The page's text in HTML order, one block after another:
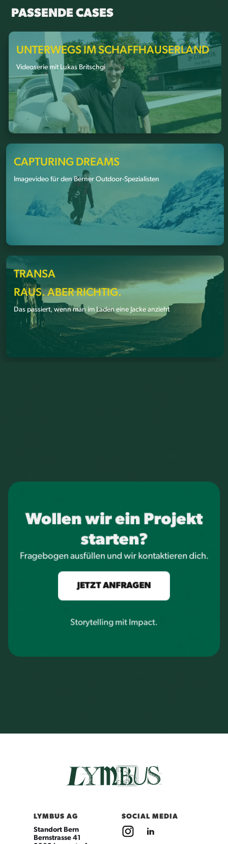
PASSENDE CASES
UNTERWEGS IM SCHAFFHAUSERLAND
Videoserie mit Lukas Britschgi
CAPTURING DREAMS
Imagevideo für den Berner Outdoor-Spezialisten
TRANSA
RAUS. ABER RICHTIG.
Das passiert, wenn man im Laden eine Jacke anzieht
Wollen wir ein Projekt
starten?
Fragebogen ausfüllen und wir kontaktieren dich.
JETZT ANFRAGEN
Storytelling mit Impact.
LYMBUS AG
Standort Bern
Bernstrasse 41
SOCIAL MEDIA